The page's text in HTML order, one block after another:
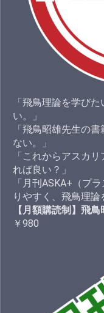
「飛鳥理論を学び
い。」
「飛鳥昭雄先生の
ない。」
「これからアスカ
れば良い？」
「月刊ASKA+（プ
りやすく、飛鳥理論
【月額購読制】飛
￥980